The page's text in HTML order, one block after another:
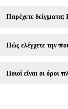
Παρέχετε δείγματα;
Πώς ελέγχετε την
Ποιοί είναι οι όροι